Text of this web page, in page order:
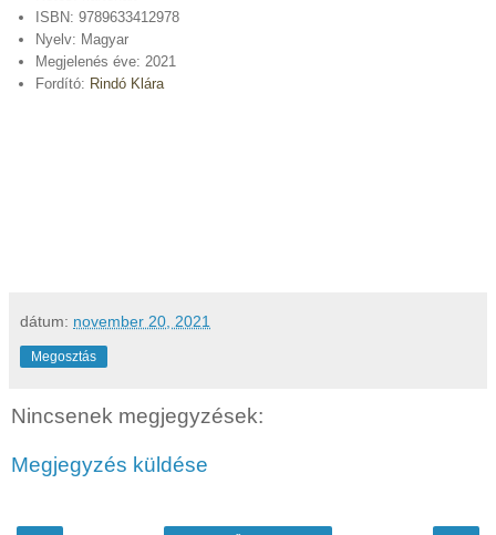
ISBN: 9789633412978
Nyelv: Magyar
Megjelenés éve: 2021
Fordító: Rindó Klára
dátum: november 20, 2021
Megosztás
Nincsenek megjegyzések:
Megjegyzés küldése